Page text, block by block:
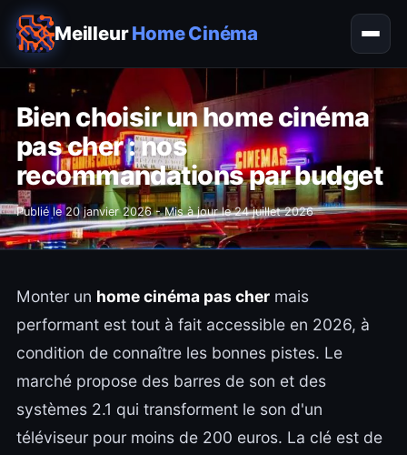
MeilleurHome Cinéma
Bien choisir un home cinéma
pas cher : nos
recommandations par budget
Publié le20 janvier 2026- Mis à jour le24 juillet 2026
Monter un home cinéma pas cher mais
performant est tout à fait accessible en 2026, à
condition de connaître les bonnes pistes. Le
marché propose des barres de son et des
systèmes 2.1 qui transforment le son d'un
téléviseur pour moins de 200 euros. La clé est de